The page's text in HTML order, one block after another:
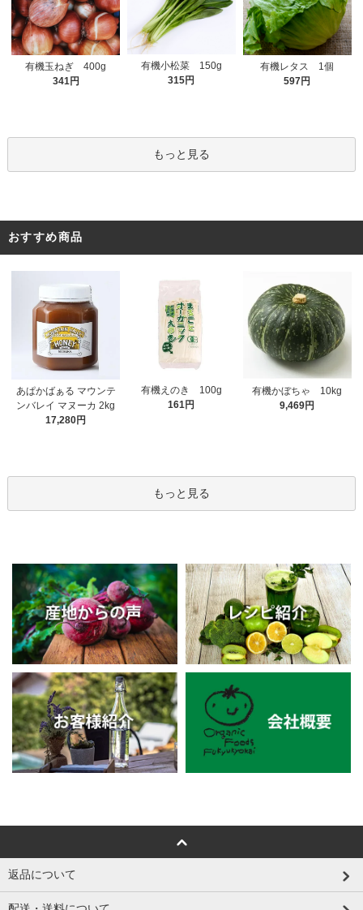
有機玉ねぎ 400g
341円
有機小松菜 150g
315円
有機レタス 1個
597円
もっと見る
おすすめ商品
あぱかばぁる マウンテ
ンバレイ マヌーカ 2kg
17,280円
有機えのき 100g
161円
有機かぼちゃ 10kg
9,469円
もっと見る
返品について